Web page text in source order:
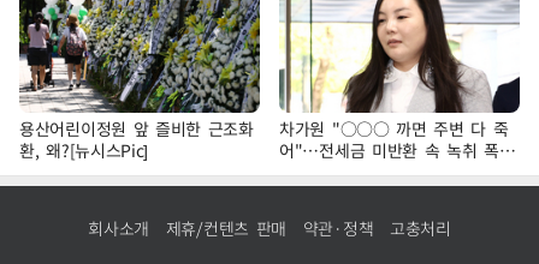
용산어린이정원 앞 즐비한 근조화
환, 왜?[뉴시스Pic]
차가원 "○○○ 까면 주변 다 죽
어"…전세금 미반환 속 녹취 폭로
파장
회사소개 제휴/컨텐츠 판매 약관·정책 고충처리